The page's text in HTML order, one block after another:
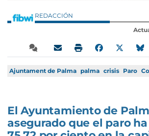
REDACCIÓN
Ajuntament de Palma palma crisis Paro
El Ayuntamiento de
asegurado que el paro